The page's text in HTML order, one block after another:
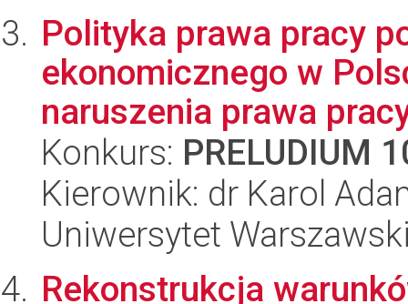
Polityka prawa pracy
ekonomicznego w
naruszenia prawa
Konkurs: PRELUDIUM
Kierownik: dr Karol
Uniwersytet
Rekonstrukcja